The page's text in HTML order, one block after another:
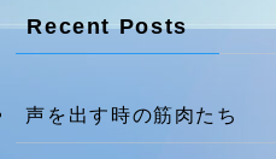
Recent Posts
声を出す時の筋肉たち